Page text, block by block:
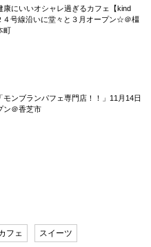
康にいいオシャレ過ぎるカフェ【kind
４号線沿いに堂々と３月オープン☆＠橿
町
モンブランパフェ専門店！！」11月14日
ン＠香芝市
フェ スイーツ